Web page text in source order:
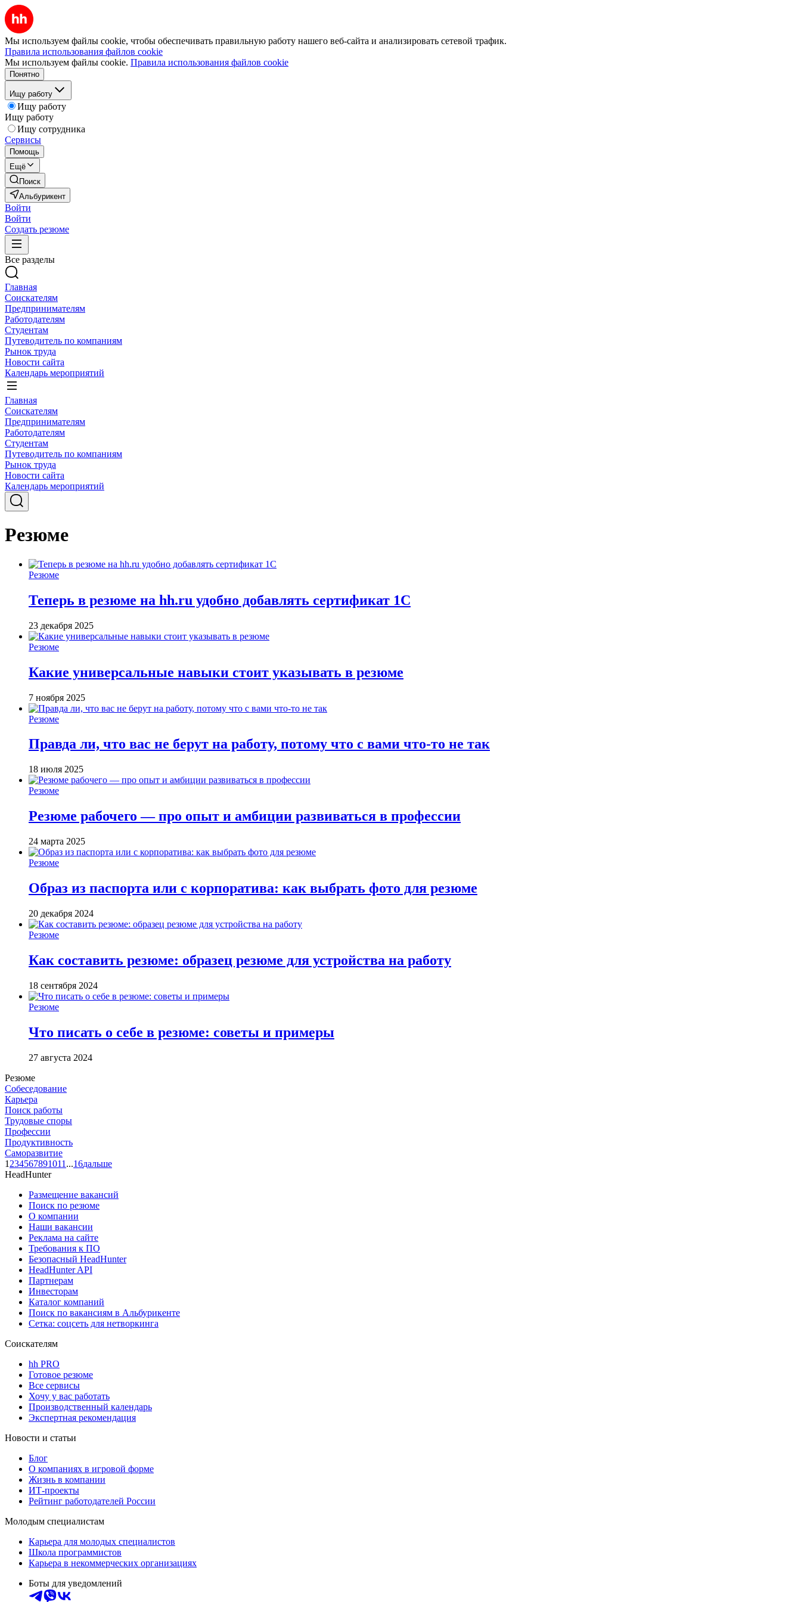
Мы используем файлы cookie, чтобы обеспечивать правильную работу нашего веб-сайта и анализировать сетевой трафик.
Правила использования файлов cookie
Мы используем файлы cookie. Правила использования файлов cookie
Понятно
Ищу работу
Ищу работу
Ищу работу
Ищу сотрудника
Сервисы
Помощь
Ещё
Поиск
Альбурикент
Войти
Войти
Создать резюме
Все разделы
Главная
Соискателям
Предпринимателям
Работодателям
Студентам
Путеводитель по компаниям
Рынок труда
Новости сайта
Календарь мероприятий
Главная
Соискателям
Предпринимателям
Работодателям
Студентам
Путеводитель по компаниям
Рынок труда
Новости сайта
Календарь мероприятий
Резюме
Резюме
Теперь в резюме на hh.ru удобно добавлять сертификат 1С
23 декабря 2025
Резюме
Какие универсальные навыки стоит указывать в резюме
7 ноября 2025
Резюме
Правда ли, что вас не берут на работу, потому что с вами что-то не так
18 июля 2025
Резюме
Резюме рабочего — про опыт и амбиции развиваться в профессии
24 марта 2025
Резюме
Образ из паспорта или с корпоратива: как выбрать фото для резюме
20 декабря 2024
Резюме
Как составить резюме: образец резюме для устройства на работу
18 сентября 2024
Резюме
Что писать о себе в резюме: советы и примеры
27 августа 2024
Резюме
Собеседование
Карьера
Поиск работы
Трудовые споры
Профессии
Продуктивность
Саморазвитие
1 234567891011 ...16дальше
HeadHunter
Размещение вакансий
Поиск по резюме
О компании
Наши вакансии
Реклама на сайте
Требования к ПО
Безопасный HeadHunter
HeadHunter API
Партнерам
Инвесторам
Каталог компаний
Поиск по вакансиям в Альбурикенте
Сетка: соцсеть для нетворкинга
Соискателям
hh PRO
Готовое резюме
Все сервисы
Хочу у вас работать
Производственный календарь
Экспертная рекомендация
Новости и статьи
Блог
О компаниях в игровой форме
Жизнь в компании
ИТ-проекты
Рейтинг работодателей России
Молодым специалистам
Карьера для молодых специалистов
Школа программистов
Карьера в некоммерческих организациях
Боты для уведомлений